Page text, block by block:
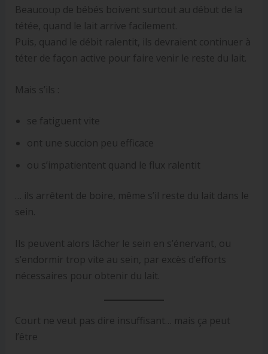
Beaucoup de bébés boivent surtout au début de la
tétée, quand le lait arrive facilement.
Puis, quand le débit ralentit, ils devraient continuer à
téter de façon active pour faire venir le reste du lait.
Mais s’ils :
se fatiguent vite
ont une succion peu efficace
ou s’impatientent quand le flux ralentit
… ils arrêtent de boire, même s’il reste du lait dans le
sein.
Ils peuvent alors lâcher le sein en s’énervant, ou
s’endormir trop vite au sein, par excès d’efforts
nécessaires pour obtenir du lait.
Court ne veut pas dire insuffisant… mais ça peut
l’être